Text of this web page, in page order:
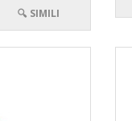
🔍 SIMILI